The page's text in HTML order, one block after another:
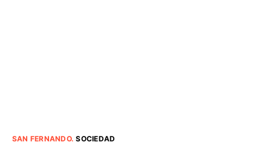
SAN FERNANDO.SOCIEDAD